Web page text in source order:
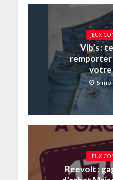
JEUX
Vib’s :
remporter
votre
5
JEUX
Reevolt :